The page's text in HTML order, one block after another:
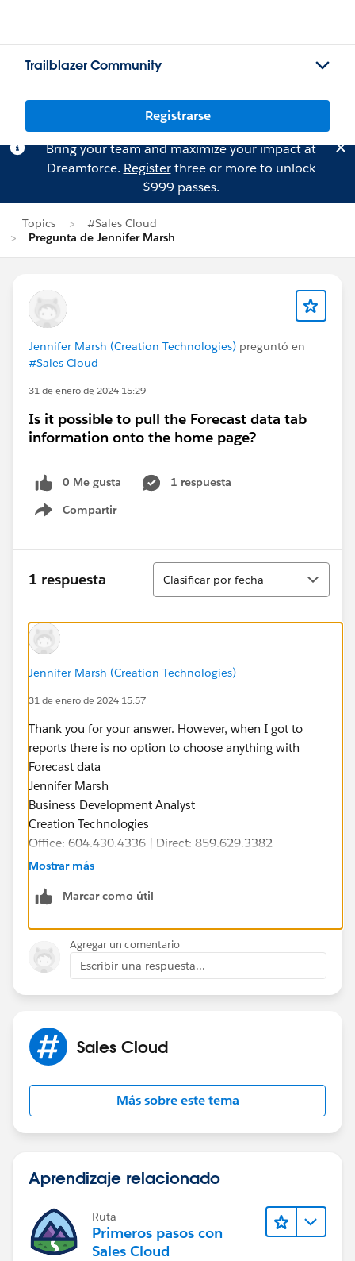
Trailblazer Community
Registrarse
Bring your team and maximize your impact at
Dreamforce. Registerthree or more to unlock
$999 passes.
Topics
#Sales Cloud
Pregunta de Jennifer Marsh
Jennifer Marsh (Creation Technologies) preguntó en
#Sales Cloud
31 de enero de 2024 15:29
Is it possible to pull the Forecast data tab
information onto the home page?
0 Me gusta
1 respuesta
Compartir
Show menu
1 respuesta
Ordenar
Clasificar por fecha
Jennifer Marsh (Creation Technologies)
31 de enero de 2024 15:57
Thank you for your answer. However, when I got to
reports there is no option to choose anything with
Forecast data
Jennifer Marsh
Business Development Analyst
Creation Technologies
Office: 604.430.4336 | Direct: 859.629.3382
jennifer.marsh@creationtech.com
www.creationtech.com
Mostrar más
Marcar como útil
Agregar un comentario
Escribir una respuesta...
Sales Cloud
Más sobre este tema
Aprendizaje relacionado
Ruta
Primeros pasos con
Sales Cloud